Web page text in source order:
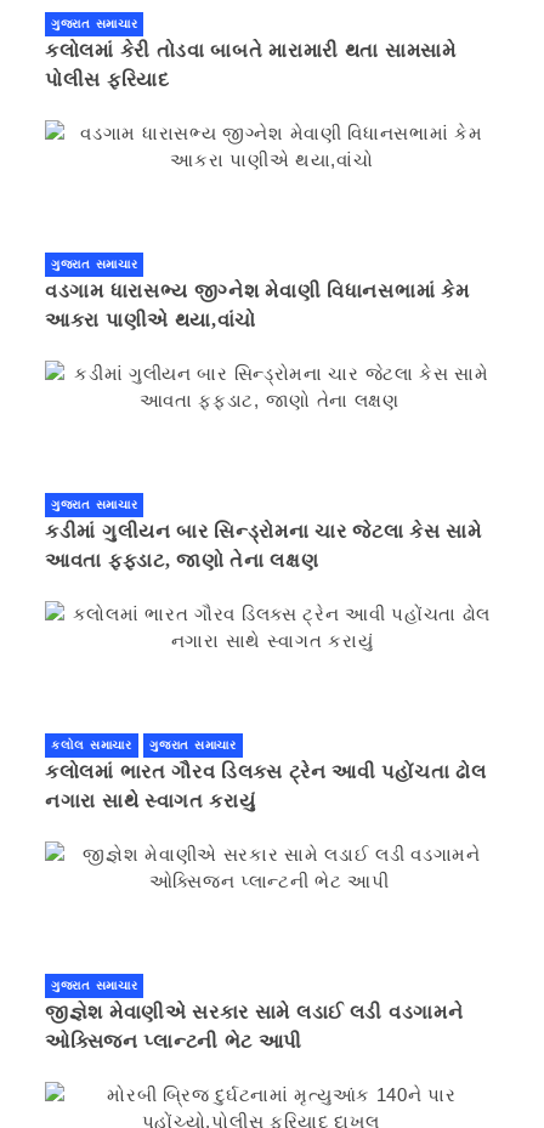
ગુજરાત સમાચાર
કલોલમાં કેરી તોડવા બાબતે મારામારી થતા સામસામે
પોલીસ ફરિયાદ
ગુજરાત સમાચાર
વડગામ ધારાસભ્ય જીગ્નેશ મેવાણી વિધાનસભામાં કેમ
આકરા પાણીએ થયા,વાંચો
ગુજરાત સમાચાર
કડીમાં ગુલીયન બાર સિન્ડ્રોમના ચાર જેટલા કેસ સામે
આવતા ફફડાટ, જાણો તેના લક્ષણ
કલોલ સમાચાર ગુજરાત સમાચાર
કલોલમાં ભારત ગૌરવ ડિલક્સ ટ્રેન આવી પહોંચતા ઢોલ
નગારા સાથે સ્વાગત કરાયું
ગુજરાત સમાચાર
જીજ્ઞેશ મેવાણીએ સરકાર સામે લડાઈ લડી વડગામને
ઓક્સિજન પ્લાન્ટની ભેટ આપી